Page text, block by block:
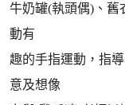
牛奶罐(執頭偶)、舊
動有
趣的手指運動，指
意及想像